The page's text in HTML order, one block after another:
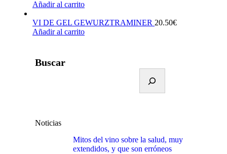
Añadir al carrito
VI DE GEL GEWURZTRAMINER 20.50€
Añadir al carrito
Buscar
Noticias
Mitos del vino sobre la salud, muy
extendidos, y que son erróneos